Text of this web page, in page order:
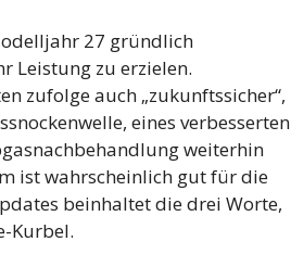
27 gründlich
Leistung zu erzielen.
zufolge auch „zukunftssicher“,
eines verbesserten
weiterhin
ist wahrscheinlich gut für die
beinhaltet die drei Worte,
Kurbel.